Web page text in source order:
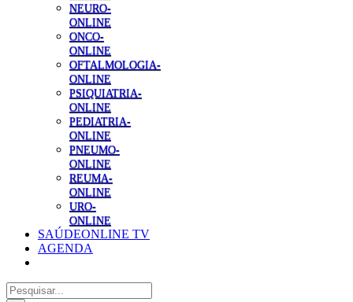
NEURO-
ONLINE
ONCO-
ONLINE
OFTALMOLOGIA-
ONLINE
PSIQUIATRIA-
ONLINE
PEDIATRIA-
ONLINE
PNEUMO-
ONLINE
REUMA-
ONLINE
URO-
ONLINE
SAÚDEONLINE TV
AGENDA
Pesquisar